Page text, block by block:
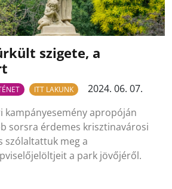
szigete, a
ITT LAKUNK
2024. 06. 07.
kampányesemény apropóján
sorsra érdemes krisztinavárosi
szólaltattuk meg a
a park jövőjéről.